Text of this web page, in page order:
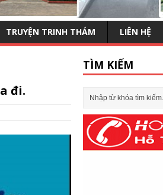
TRUYỆN TRINH THÁM LIÊN HỆ
đi.
TÌM KIẾM